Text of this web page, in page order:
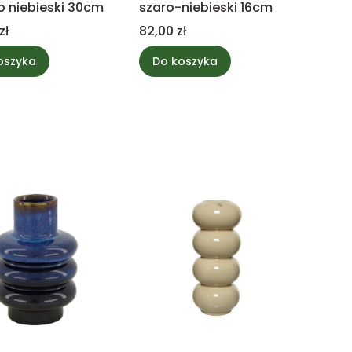
niebieski 30cm
szaro-niebieski 16cm
Cena
82,00 zł
Do koszyka